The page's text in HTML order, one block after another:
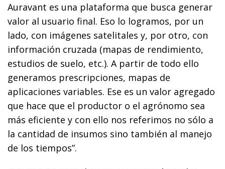
Auravant es una plataforma que busca generar
valor al usuario final. Eso lo logramos, por un
lado, con imágenes satelitales y, por otro, con
información cruzada (mapas de rendimiento,
estudios de suelo, etc.). A partir de todo ello
generamos prescripciones, mapas de
aplicaciones variables. Ese es un valor agregado
que hace que el productor o el agrónomo sea
más eficiente y con ello nos referimos no sólo a
la cantidad de insumos sino también al manejo
de los tiempos”.